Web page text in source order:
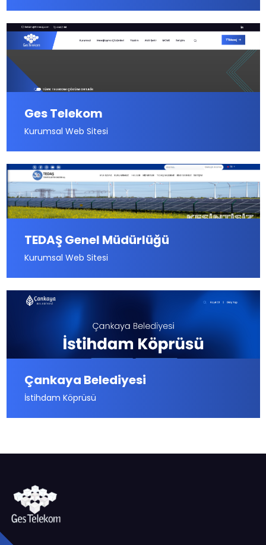
Ges Telekom
Kurumsal Web Sitesi
TEDAŞ Genel Müdürlüğü
Kurumsal Web Sitesi
Çankaya Belediyesi
İstihdam Köprüsü